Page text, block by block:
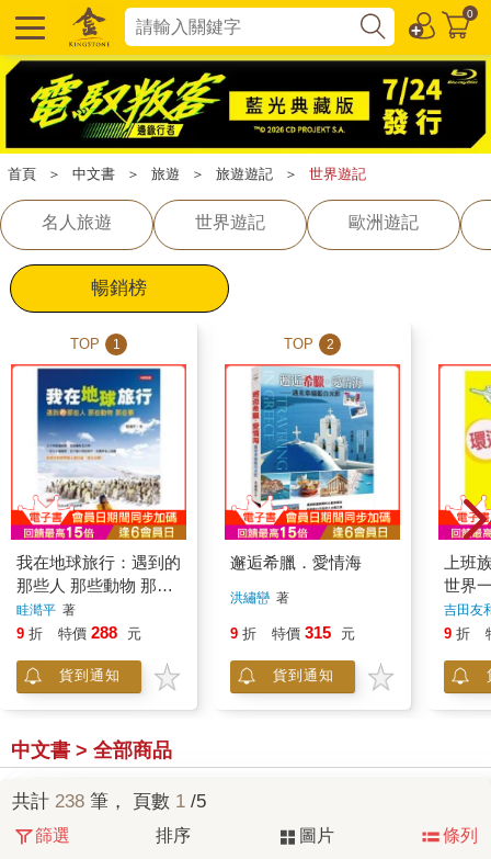
0
首頁 ＞ 中文書 ＞ 旅遊 ＞ 旅遊遊記 ＞ 世界遊記
名人旅遊 世界遊記 歐洲遊記
暢銷榜
TOP 1
我在地球旅行：遇到的
那些人 那些動物 那些
事
眭澔平 著
9 折 特價 288 元
貨到通知
TOP 2
邂逅希臘．愛情海
洪繡巒 著
9 折 特價 315 元
貨到通知
上班
世界
吉田友
9 折
中文書 > 全部商品
共計 238 筆， 頁數 1 /5
篩選 排序 圖片 條列